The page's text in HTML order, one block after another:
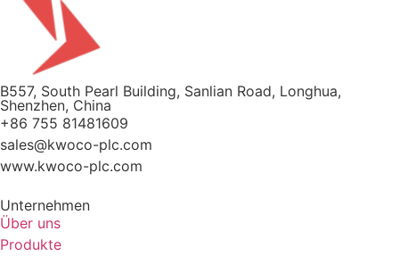
B557, South Pearl Building, Sanlian Road, Longhua,
Shenzhen, China
+86 755 81481609
sales@kwoco-plc.com
www.kwoco-plc.com
Unternehmen
Über uns
Produkte